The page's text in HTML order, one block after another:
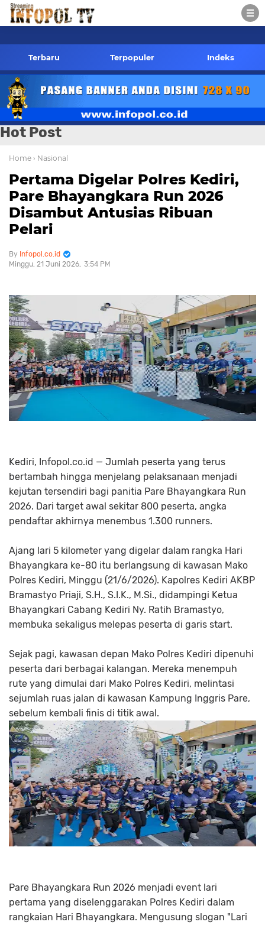
Kontak Redaksi- 085784424805 wa
Terbaru Terpopuler Indeks
Hot Post
Home › Nasional
Pertama Digelar Polres Kediri,
Pare Bhayangkara Run 2026
Disambut Antusias Ribuan
Pelari
Infopol.co.id
Minggu, 21 Juni 2026 3:54 PM
Kediri, Infopol.co.id — Jumlah peserta yang terus
bertambah hingga menjelang pelaksanaan menjadi
kejutan tersendiri bagi panitia Pare Bhayangkara Run
2026. Dari target awal sekitar 800 peserta, angka
pendaftar akhirnya menembus 1.300 runners.
Ajang lari 5 kilometer yang digelar dalam rangka Hari
Bhayangkara ke-80 itu berlangsung di kawasan Mako
Polres Kediri, Minggu (21/6/2026). Kapolres Kediri AKBP
Bramastyo Priaji, S.H., S.I.K., M.Si., didampingi Ketua
Bhayangkari Cabang Kediri Ny. Ratih Bramastyo,
membuka sekaligus melepas peserta di garis start.
Sejak pagi, kawasan depan Mako Polres Kediri dipenuhi
peserta dari berbagai kalangan. Mereka menempuh
rute yang dimulai dari Mako Polres Kediri, melintasi
sejumlah ruas jalan di kawasan Kampung Inggris Pare,
sebelum kembali finis di titik awal.
Pare Bhayangkara Run 2026 menjadi event lari
pertama yang diselenggarakan Polres Kediri dalam
rangkaian Hari Bhayangkara. Mengusung slogan "Lari